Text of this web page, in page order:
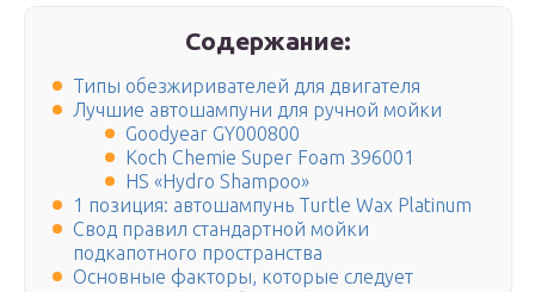
Содержание:
Типы обезжиривателей для двигателя
Лучшие автошампуни для ручной мойки
Goodyear GY000800
Koch Chemie Super Foam 396001
HS «Hydro Shampoo»
1 позиция: автошампунь Turtle Wax Platinum
Свод правил стандартной мойки
подкапотного пространства
Основные факторы, которые следует